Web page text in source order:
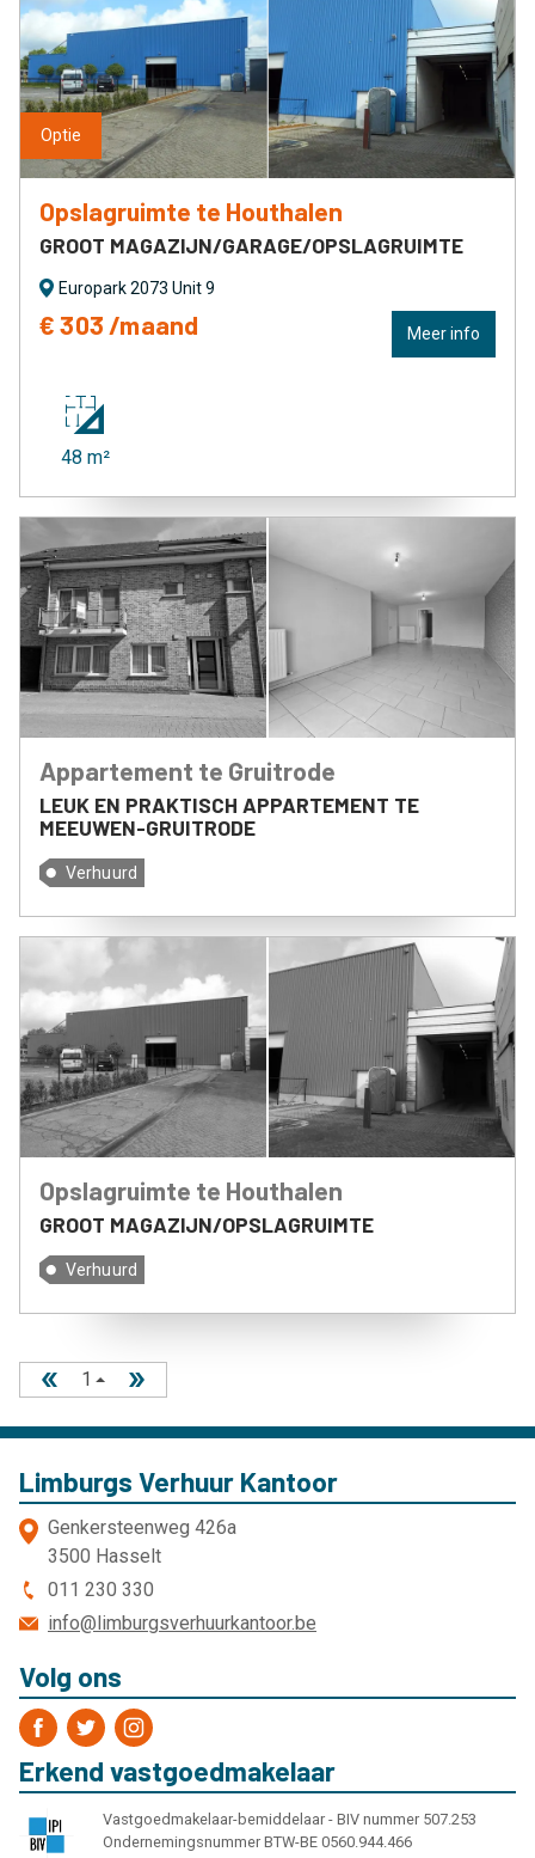
optie
optie
Opslagruimte te Houthalen
Europark 2073 Unit 9
GROOT MAGAZIJN/GARAGE/OPSLAGRUIMTE
€ 303 /maand Meer info
48 m²
Appartement te Gruitrode
LEUK EN PRAKTISCH APPARTEMENT TE
MEEUWEN-GRUITRODE
Verhuurd
Opslagruimte te Houthalen
GROOT MAGAZIJN/OPSLAGRUIMTE
Verhuurd
1
Limburgs Verhuur Kantoor
Genkersteenweg 426a
3500 Hasselt
011 230 330
info@limburgsverhuurkantoor.be
Volg ons
Erkend vastgoedmakelaar
Vastgoedmakelaar-bemiddelaar - BIV nummer 507.253
Ondernemingsnummer BTW-BE 0560.944.466